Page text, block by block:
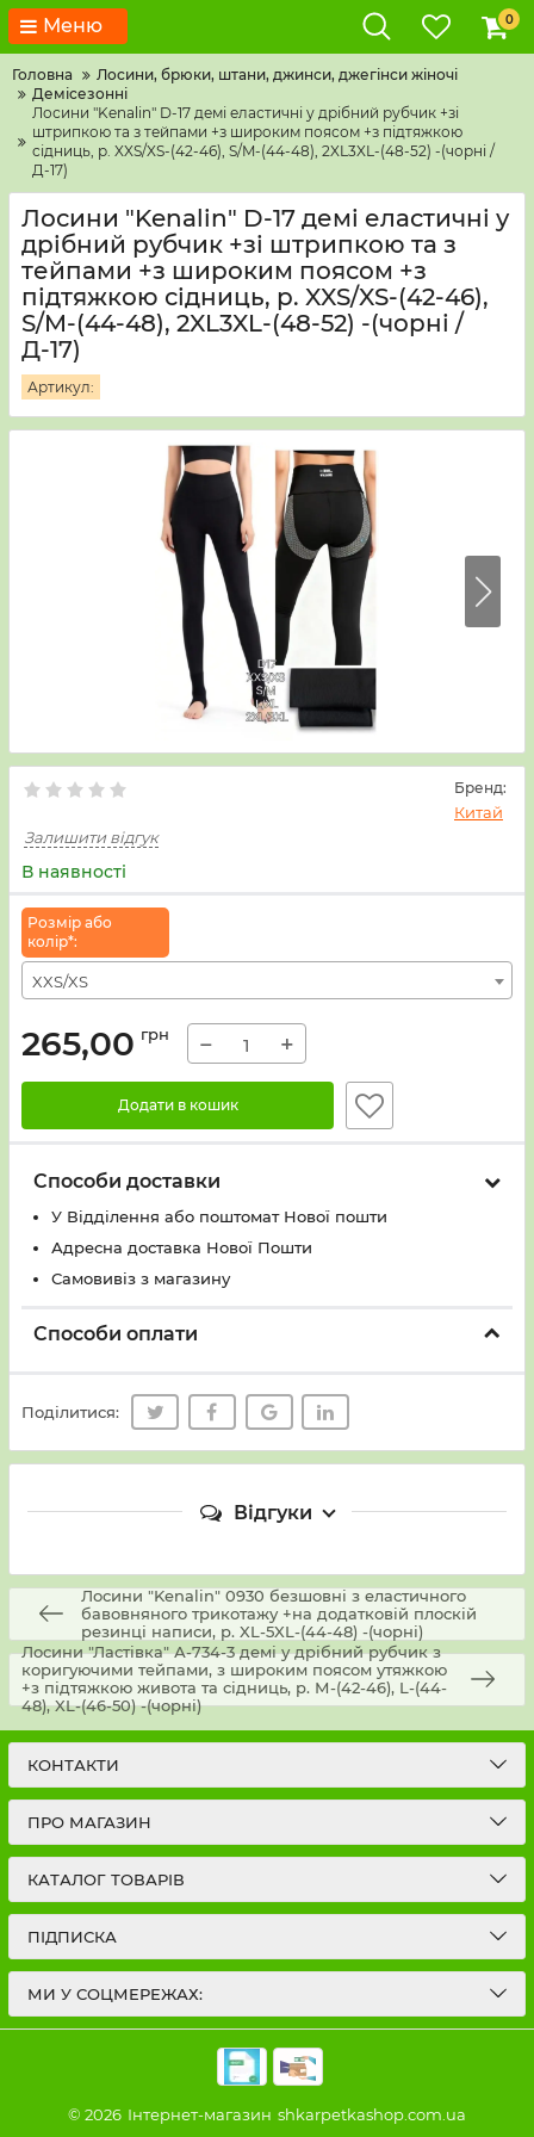
Меню 0
Головна
Лосини, брюки, штани, джинси, джегінси жіночі
Демісезонні
Лосини "Kenalin" D-17 демі еластичні у дрібний рубчик +зі
штрипкою та з тейпами +з широким поясом +з підтяжкою
сідниць, р. XXS/XS-(42-46), S/M-(44-48), 2XL3XL-(48-52) -(чорні /
Д-17)
Лосини "Kenalin" D-17 демі еластичні у
дрібний рубчик +зі штрипкою та з
тейпами +з широким поясом +з
підтяжкою сідниць, р. XXS/XS-(42-46),
S/M-(44-48), 2XL3XL-(48-52) -(чорні /
Д-17)
Артикул:
Бренд:
Китай
Залишити відгук
В наявності
Розмiр або
колiр*:
XXS/XS
265,00 грн − +
Додати в кошик
Способи доставки
У Вiддiлення або поштомат Нової пошти
Адресна доставка Нової Пошти
Самовивіз з магазину
Способи оплати
Поділитися:
Відгуки
Лосини "Kenalin" 0930 безшовні з еластичного
бавовняного трикотажу +на додатковій плоскій
резинці написи, р. XL-5XL-(44-48) -(чорні)
Лосини "Ластівка" А-734-3 демі у дрібний рубчик з
коригуючими тейпами, з широким поясом утяжкою
+з підтяжкою живота та сідниць, р. М-(42-46), L-(44-
48), XL-(46-50) -(чорні)
КОНТАКТИ
ПРО МАГАЗИН
КАТАЛОГ ТОВАРІВ
ПІДПИСКА
МИ У СОЦМЕРЕЖАХ:
© 2026 Інтернет-магазин shkarpetkashop.com.ua